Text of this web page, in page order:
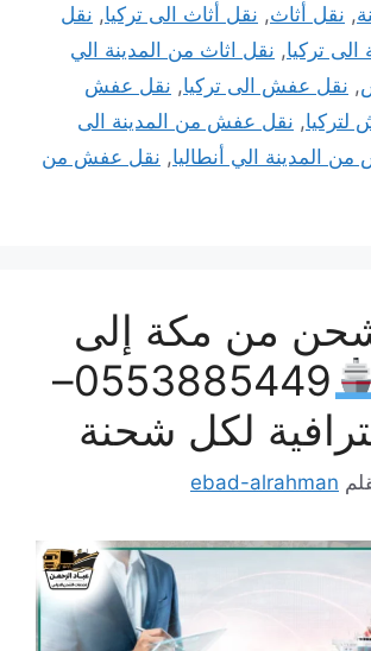
, نقل أثاث, نقل أثاث الى تركيا, نقل
الى تركيا, نقل اثاث من المدينة الي
, نقل عفش الى تركيا, نقل عفش
, نقل عفش من المدينة الى
المدينة الي أنطاليا, نقل عفش من
من مكة إلى
0553885449–
لكل شحنة
ebad-alrahman